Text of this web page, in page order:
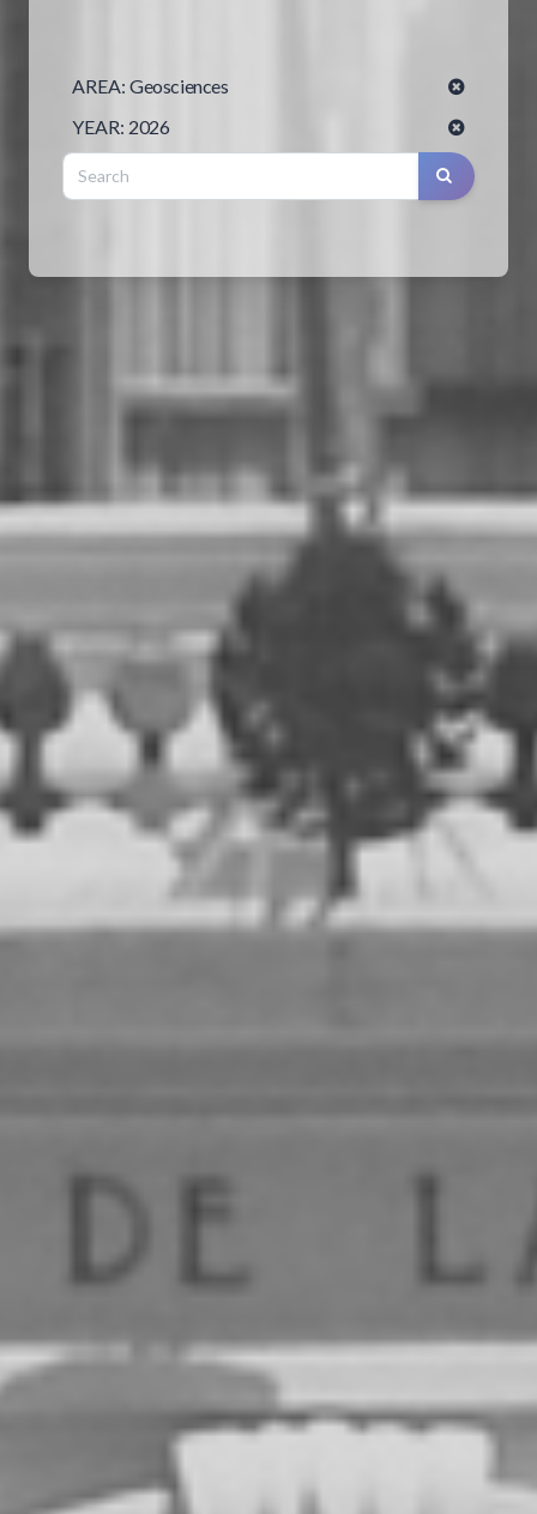
AREA: Geosciences
YEAR: 2026